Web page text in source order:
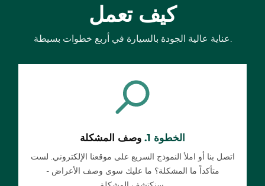
كيف تعمل
عناية عالية الجودة بالسيارة في أربع خطوات بسيطة.
الخطوة 1. وصف المشكلة
اتصل بنا أو املأ النموذج السريع على موقعنا الإلكتروني. لست
متأكداً ما المشكلة؟ ما عليك سوى وصف الأعراض -